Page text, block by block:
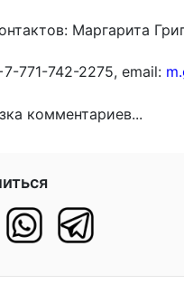
Маргарита
771-742-2275, email:
комментариев...